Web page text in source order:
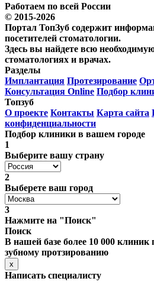
Работаем по всей России
© 2015-2026
Портал ТопЗуб содержит
посетителей стоматологии.
Здесь вы найдете всю
стоматологиях и врачах.
Разделы
Имплантация Протезирование
Консультация Online Подбор
Топзуб
О проекте Контакты Карта сайта
конфиденциальности
Подбор клиники в вашем городе
1
Выберите вашу страну
2
Выберете ваш город
3
Нажмите на "Поиск"
Поиск
В нашей базе более 10 000
зубному протзированию
x
Написать специалисту